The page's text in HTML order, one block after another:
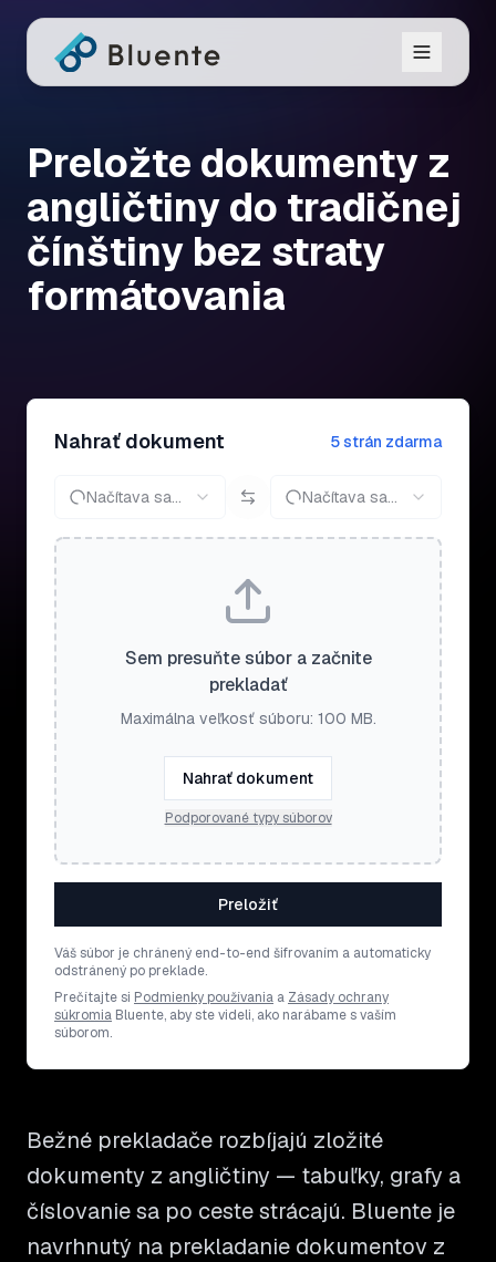
Preložte dokumenty z
angličtiny do tradičnej
čínštiny bez straty
formátovania
Nahrať dokument 5 strán zdarma
Načítava sa... Načítava sa...
Sem presuňte súbor a začnite
prekladať
Maximálna veľkosť súboru: 100 MB.
Nahrať dokument
Podporované typy súborov
Preložiť
Váš súbor je chránený end-to-end šifrovaním a automaticky
odstránený po preklade.
Prečítajte si Podmienky používania a Zásady ochrany
súkromia Bluente, aby ste videli, ako narábame s vaším
súborom.
Bežné prekladače rozbíjajú zložité
dokumenty z angličtiny — tabuľky, grafy a
číslovanie sa po ceste strácajú. Bluente je
navrhnutý na prekladanie dokumentov z